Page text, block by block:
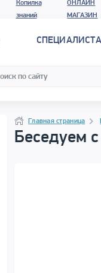
Копилка
знаний
ОНЛАЙН
МАГАЗИН
Программа материала
Навигация
НавигацияГлавная страница
Беседуем